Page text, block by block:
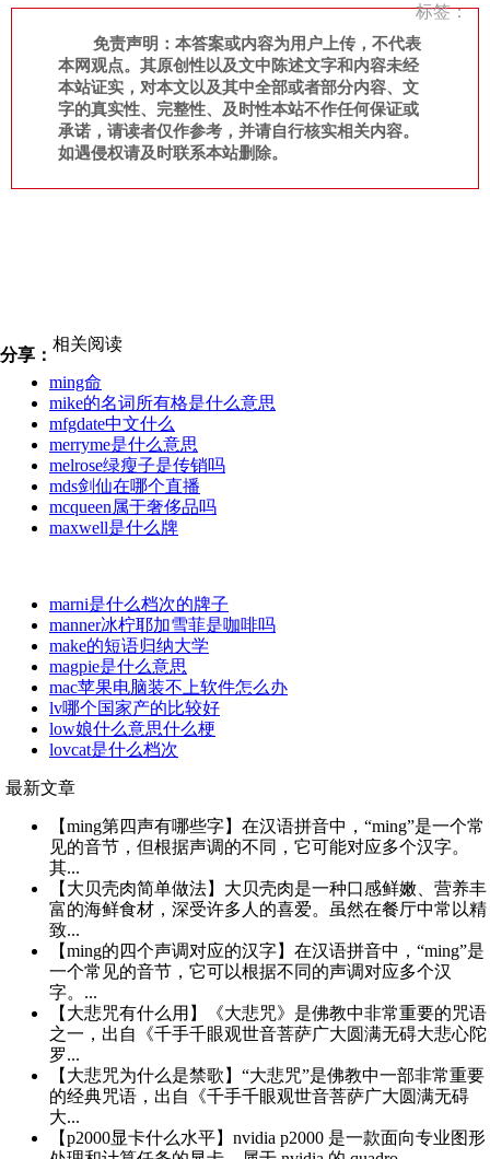
标签：
免责声明：本答案或内容为用户上传，不代表
本网观点。其原创性以及文中陈述文字和内容未经
本站证实，对本文以及其中全部或者部分内容、文
字的真实性、完整性、及时性本站不作任何保证或
承诺，请读者仅作参考，并请自行核实相关内容。
如遇侵权请及时联系本站删除。
分享：
相关阅读
ming命
mike的名词所有格是什么意思
mfgdate中文什么
merryme是什么意思
melrose绿瘦子是传销吗
mds剑仙在哪个直播
mcqueen属于奢侈品吗
maxwell是什么牌
marni是什么档次的牌子
manner冰柠耶加雪菲是咖啡吗
make的短语归纳大学
magpie是什么意思
mac苹果电脑装不上软件怎么办
lv哪个国家产的比较好
low娘什么意思什么梗
lovcat是什么档次
最新文章
【ming第四声有哪些字】在汉语拼音中，“ming”是一个常
见的音节，但根据声调的不同，它可能对应多个汉字。
其...
【大贝壳肉简单做法】大贝壳肉是一种口感鲜嫩、营养丰
富的海鲜食材，深受许多人的喜爱。虽然在餐厅中常以精
致...
【ming的四个声调对应的汉字】在汉语拼音中，“ming”是
一个常见的音节，它可以根据不同的声调对应多个汉
字。...
【大悲咒有什么用】《大悲咒》是佛教中非常重要的咒语
之一，出自《千手千眼观世音菩萨广大圆满无碍大悲心陀
罗...
【大悲咒为什么是禁歌】“大悲咒”是佛教中一部非常重要
的经典咒语，出自《千手千眼观世音菩萨广大圆满无碍
大...
【p2000显卡什么水平】nvidia p2000 是一款面向专业图形